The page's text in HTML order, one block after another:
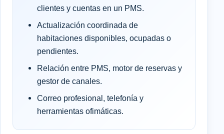
clientes y cuentas en un PMS.
Actualización coordinada de
habitaciones disponibles, ocupadas o
pendientes.
Relación entre PMS, motor de reservas y
gestor de canales.
Correo profesional, telefonía y
herramientas ofimáticas.